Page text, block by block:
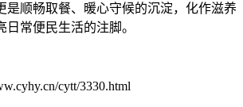
是顺畅取餐、暖心守候的沉淀，化作滋养
常便民生活的注脚。
cytt/3330.html